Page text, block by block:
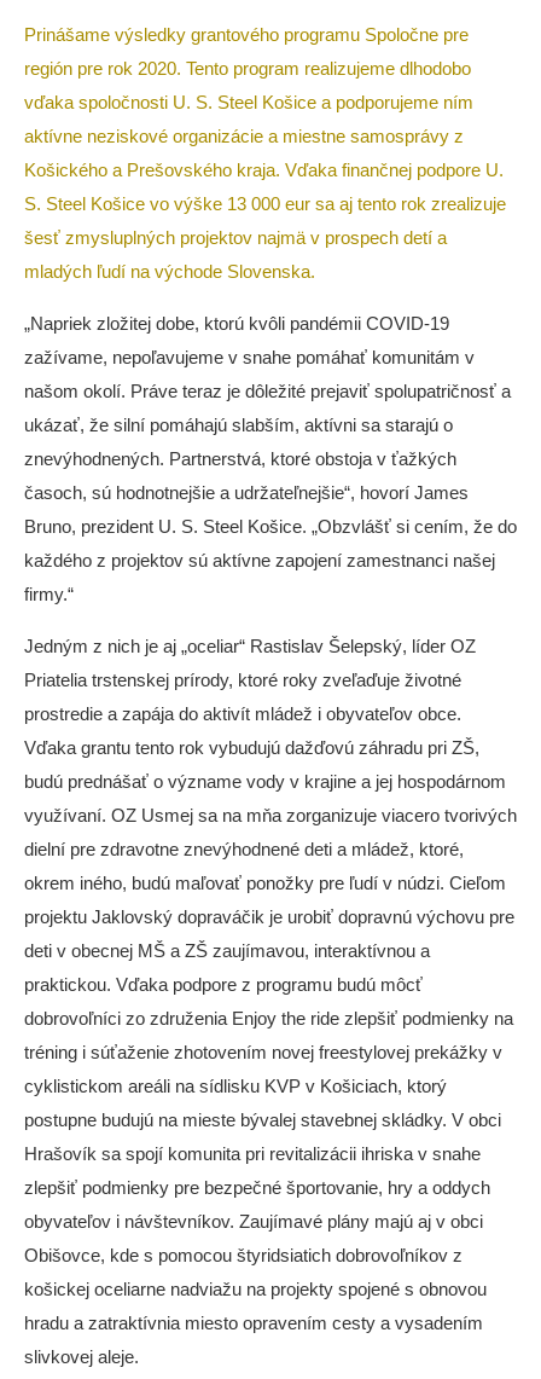
Prinášame výsledky grantového programu Spoločne pre
región pre rok 2020. Tento program realizujeme dlhodobo
vďaka spoločnosti U. S. Steel Košice a podporujeme ním
aktívne neziskové organizácie a miestne samosprávy z
Košického a Prešovského kraja. Vďaka finančnej podpore U.
S. Steel Košice vo výške 13 000 eur sa aj tento rok zrealizuje
šesť zmysluplných projektov najmä v prospech detí a
mladých ľudí na východe Slovenska.
„Napriek zložitej dobe, ktorú kvôli pandémii COVID-19
zažívame, nepoľavujeme v snahe pomáhať komunitám v
našom okolí. Práve teraz je dôležité prejaviť spolupatričnosť a
ukázať, že silní pomáhajú slabším, aktívni sa starajú o
znevýhodnených. Partnerstvá, ktoré obstoja v ťažkých
časoch, sú hodnotnejšie a udržateľnejšie“, hovorí James
Bruno, prezident U. S. Steel Košice. „Obzvlášť si cením, že do
každého z projektov sú aktívne zapojení zamestnanci našej
firmy.“
Jedným z nich je aj „oceliar“ Rastislav Šelepský, líder OZ
Priatelia trstenskej prírody, ktoré roky zveľaďuje životné
prostredie a zapája do aktivít mládež i obyvateľov obce.
Vďaka grantu tento rok vybudujú dažďovú záhradu pri ZŠ,
budú prednášať o význame vody v krajine a jej hospodárnom
využívaní. OZ Usmej sa na mňa zorganizuje viacero tvorivých
dielní pre zdravotne znevýhodnené deti a mládež, ktoré,
okrem iného, budú maľovať ponožky pre ľudí v núdzi. Cieľom
projektu Jaklovský dopraváčik je urobiť dopravnú výchovu pre
deti v obecnej MŠ a ZŠ zaujímavou, interaktívnou a
praktickou. Vďaka podpore z programu budú môcť
dobrovoľníci zo združenia Enjoy the ride zlepšiť podmienky na
tréning i súťaženie zhotovením novej freestylovej prekážky v
cyklistickom areáli na sídlisku KVP v Košiciach, ktorý
postupne budujú na mieste bývalej stavebnej skládky. V obci
Hrašovík sa spojí komunita pri revitalizácii ihriska v snahe
zlepšiť podmienky pre bezpečné športovanie, hry a oddych
obyvateľov i návštevníkov. Zaujímavé plány majú aj v obci
Obišovce, kde s pomocou štyridsiatich dobrovoľníkov z
košickej oceliarne nadviažu na projekty spojené s obnovou
hradu a zatraktívnia miesto opravením cesty a vysadením
slivkovej aleje.